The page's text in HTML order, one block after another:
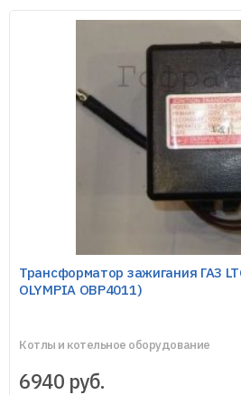
Трансформатор зажигания ГАЗ
OLYMPIA OBP4011)
Котлы и котельное оборудование
6940 руб.